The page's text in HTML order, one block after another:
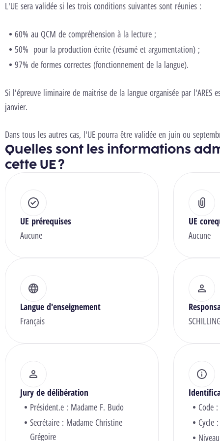
L'UE sera validée si les trois conditions suivantes sont réunies :
60% au QCM de compréhension à la lecture ;
50% pour la production écrite (résumé et argumentation) ;
97% de formes correctes (fonctionnement de la langue).
Si l'épreuve liminaire de maitrise de la langue organisée par l'ARES
janvier.
Dans tous les autres cas, l'UE pourra être validée en juin ou
Quelles sont les informations
cette UE ?
UE prérequises
Aucune
UE
Aucune
Langue d'enseignement
Français
Jury de délibération
Président.e : Madame F. Budo
Secrétaire : Madame Christine
Grégoire
Code :
Cycle